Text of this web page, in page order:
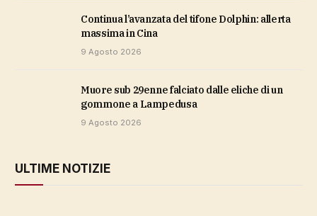
Continua l’avanzata del tifone Dolphin: allerta
massima in Cina
9 Agosto 2026
Muore sub 29enne falciato dalle eliche di un
gommone a Lampedusa
9 Agosto 2026
ULTIME NOTIZIE